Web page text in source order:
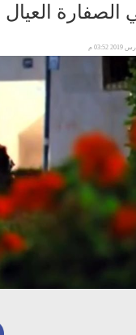
العيال